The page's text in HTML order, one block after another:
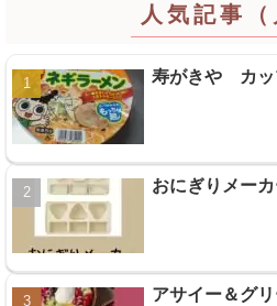
人気記事（
寿がきや カ
おにぎりメー
アサイー＆グ